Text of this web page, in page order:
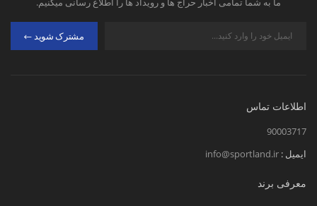
مشترک شوید
اطلاعات تماس
90003717
ایمیل : info@sportland.ir
معرفی برند